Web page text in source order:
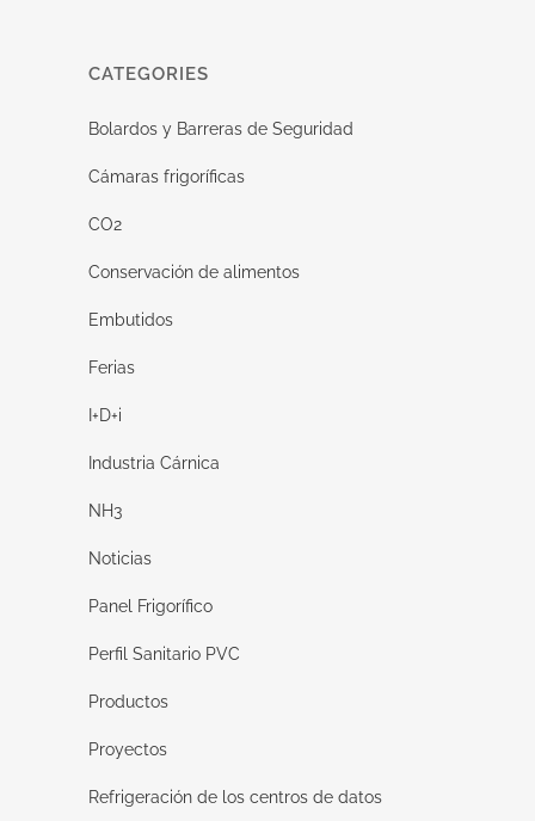
CATEGORIES
Bolardos y Barreras de Seguridad
Cámaras frigoríficas
CO2
Conservación de alimentos
Embutidos
Ferias
I+D+i
Industria Cárnica
NH3
Noticias
Panel Frigorífico
Perfil Sanitario PVC
Productos
Proyectos
Refrigeración de los centros de datos